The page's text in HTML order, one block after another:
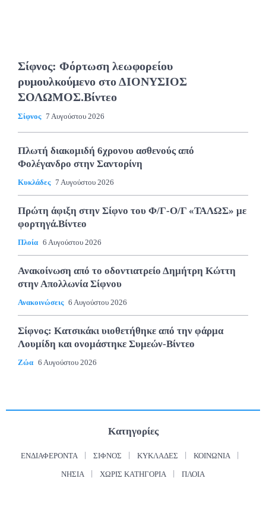
Σίφνος: Φόρτωση λεωφορείου
ρυμουλκούμενο στο ΔΙΟΝΥΣΙΟΣ
ΣΟΛΩΜΟΣ.Βίντεο
Σίφνος 7 Αυγούστου 2026
Πλωτή διακομιδή 6χρονου ασθενούς από
Φολέγανδρο στην Σαντορίνη
Κυκλάδες 7 Αυγούστου 2026
Πρώτη άφιξη στην Σίφνο του Φ/Γ-Ο/Γ «ΤΑΛΩΣ» με
φορτηγά.Βίντεο
Πλοία 6 Αυγούστου 2026
Ανακοίνωση από το οδοντιατρείο Δημήτρη Κώττη
στην Απολλωνία Σίφνου
Ανακοινώσεις 6 Αυγούστου 2026
Σίφνος: Κατσικάκι υιοθετήθηκε από την φάρμα
Λουμίδη και ονομάστηκε Συμεών-Βίντεο
Ζώα 6 Αυγούστου 2026
Κατηγορίες
ΕΝΔΙΑΦΈΡΟΝΤΑ ΣΊΦΝΟΣ ΚΥΚΛΆΔΕΣ ΚΟΙΝΩΝΊΑ
ΝΗΣΙΆ ΧΩΡΊΣ ΚΑΤΗΓΟΡΊΑ ΠΛΟΊΑ